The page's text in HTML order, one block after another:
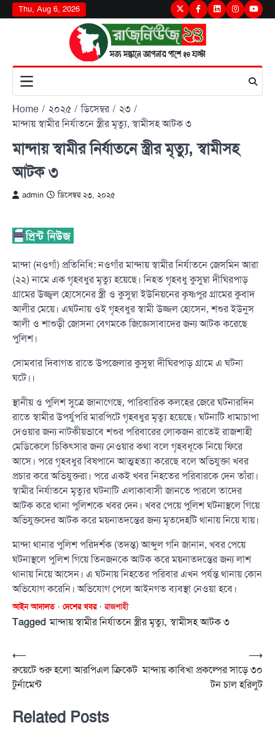
Skip
to
Thu, Aug 6, 2026 TwitterFacebook
LinkedInInstagram
Home ২০২৫ ডিসেম্বর
২৩
মান্দায় স্বামীর নির্যাতনে স্ত্রীর মৃত্যু, স্বামীসহ আটক ৩
মান্দায় স্বামীর নির্যাতনে স্ত্রীর মৃত্যু, স্বামীসহ
আটক ৩
admin ডিসেম্বর ২৩, ২০২৫
মান্দা (নওগাঁ) প্রতিনিধি: নওগাঁর মান্দায় স্বামীর নির্যাতনে জেসমিন আরা
(২২) নামে এক গৃহবধুর মৃত্যু হয়েছে। নিহত গৃহবধু কুসুম্বা দীঘিরপাড়
গ্রামের উজ্জ্বল হোসেনের স্ত্রী ও কুসুম্বা ইউনিয়নের কৃষ্ণপুর গ্রামের কুবাদ
আলীর মেয়ে। এঘটনায় ওই গৃহবধুর স্বামী উজ্জল হোসেন, শশুর ইউনুস
আলী ও শাশুড়ী জোসনা বেগমকে জিজ্ঞেসাবাদের জন্য আটক করেছে
পুলিশ।
সোমবার দিবাগত রাতে উপজেলার কুসুম্বা দীঘিরপাড় গ্রামে এ ঘটনা
ঘটে।।
স্থানীয় ও পুলিশ সুত্রে জানাগেছে, পারিবারিক কলহের জেরে ঘটনারদিন
রাতে স্বামীর উপর্যুপরি মারপিটে গৃহবধুর মৃত্যু হয়েছে। ঘটনাটি ধামাচাপা
দেওয়ার জন্য নাটকীয়ভাবে শশুর পরিবারের লোকজন রাতেই রাজশাহী
মেডিকেলে চিকিৎসার জন্য নেওয়ার কথা বলে গৃহবধূকে নিয়ে ফিরে
আসে। পরে গৃহবধুর বিষপানে আত্মহত্যা করেছে বলে অভিযুক্তা খবর
প্রচার করে অভিযুক্তরা। পরে একই খবর নিহতের পরিবারকে দেন তাঁরা।
স্বামীর নির্যাতনে মৃত্যুর ঘটনাটি এলাকাবাসী জানতে পারলে তাদের
আটক করে থানা পুলিশকে খবর দেন। খবর পেয়ে পুলিশ ঘটনাস্থলে গিয়ে
অভিযুক্তদের আটক করে ময়নাতদন্তের জন্য মৃতদেহটি থানায় নিয়ে যায়।
মান্দা থানার পুলিশ পরিদর্শক (তদন্ত) আব্দুল গনি জানান, খবর পেয়ে
ঘটনাস্থলে পুলিশ গিয়ে তিনজনকে আটক করে ময়নাতদন্তের জন্য লাশ
থানায় নিয়ে আসেন। এ ঘটনায় নিহতের পরিবার এখন পর্যন্ত থানায় কোন
অভিযোগ করেনি। অভিযোগ পেলে আইনগত ব্যবস্থা নেওয়া হবে।
আইন আদালত দেশের খবর রাজশাহী
Taggedমান্দায় স্বামীর নির্যাতনে স্ত্রীর মৃত্যু,স্বামীসহ আটক ৩
Post
navigation
⟵
রুয়েটে শুরু হলো আরপিএল ক্রিকেট
টুর্নামেন্ট
মান্দায় কাবিখা প্রকল্পের সাড়ে ৩০
টন চাল হরিলুট
⟶
Related Posts